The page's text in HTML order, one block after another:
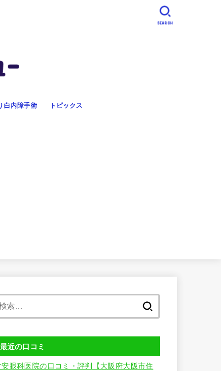
白内障手術 トピックス
SEARCH
最近の口コミ
安眼科医院の口コミ・評判【大阪府大阪市住